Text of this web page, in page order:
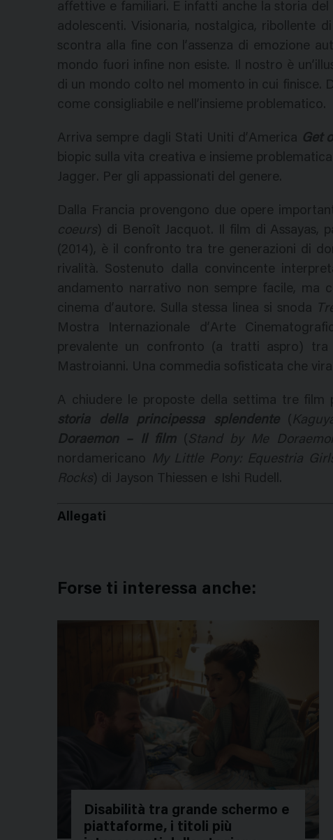
affettive e familiari. È infatti anche la storia
adolescenti. Visionaria, nostalgica, ribollente
scontra alla fine con l’assenza di emozione
mondo fuori infine non esiste. Il nostro è
di un mondo colto nel momento in cui finisce.
come consigliabile e nell’insieme problematico.
Arriva sempre dagli Stati Uniti d’America Get
biopic sulla vita creativa e insieme
Jagger. Per gli appassionati del genere.
Dalla Francia provengono due opere
coeurs) di Benoît Jacquot. Il film di Assayas,
(2014), è il confronto tra tre generazioni di
rivalità. Sostenuto dalla convincente
andamento narrativo non sempre facile, ma
cinema d’autore. Sulla stessa linea si snoda
Mostra Internazionale d’Arte
prevalente un confronto (a tratti aspro) tra
Mastroianni. Una commedia sofisticata che
A chiudere le proposte della settima tre film
storia della principessa splendente (
Doraemon – Il film( Stand by Me
nordamericano
My Little Pony: Equestria
Rocks) di Jayson Thiessen e Ishi Rudell.
Allegati
Forse ti interessa anche:
Disabilità tra grande schermo e
piattaforme, i titoli più